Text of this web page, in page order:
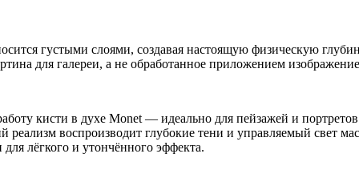
густыми слоями, создавая настоящую физическую
для галереи, а не обработанное приложением
кисти в духе Monet — идеально для пейзажей и
воспроизводит глубокие тени и управляемый свет
лёгкого и утончённого эффекта.